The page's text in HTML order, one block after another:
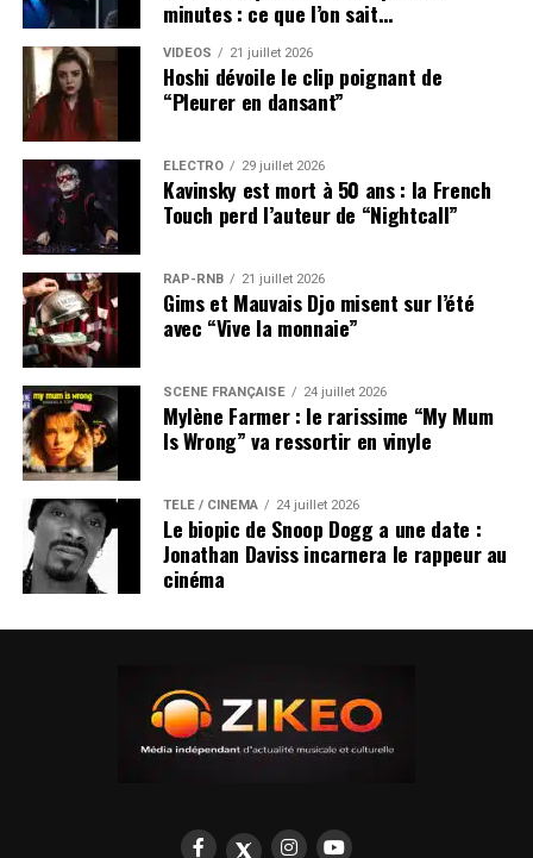
minutes : ce que l’on sait…
VIDEOS 21 juillet 2026
Hoshi dévoile le clip poignant de
“Pleurer en dansant”
ÉLECTRO 29 juillet 2026
Kavinsky est mort à 50 ans : la French
Touch perd l’auteur de “Nightcall”
RAP-RNB 21 juillet 2026
Gims et Mauvais Djo misent sur l’été
avec “Vive la monnaie”
SCÈNE FRANÇAISE 24 juillet 2026
Mylène Farmer : le rarissime “My Mum
Is Wrong” va ressortir en vinyle
TÉLÉ / CINÉMA 24 juillet 2026
Le biopic de Snoop Dogg a une date :
Jonathan Daviss incarnera le rappeur au
cinéma